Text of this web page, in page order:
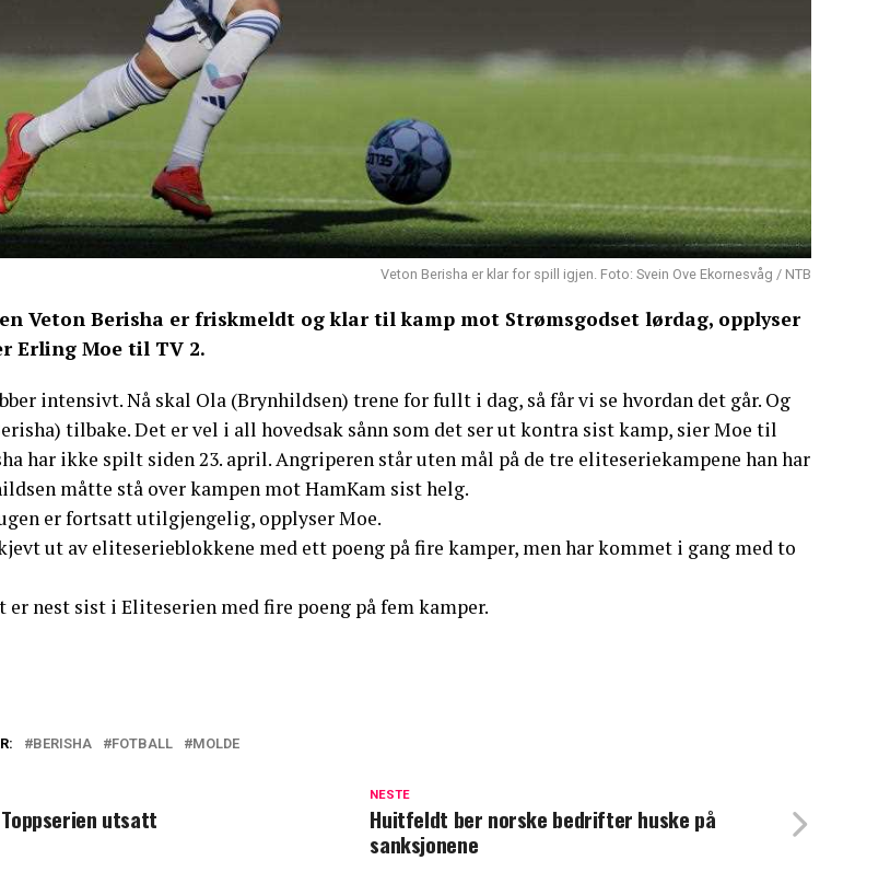
Veton Berisha er klar for spill igjen. Foto: Svein Ove Ekornesvåg / NTB
Veton Berisha er friskmeldt og klar til kamp mot Strømsgodset lørdag, opplyser
Erling Moe til TV 2.
intensivt. Nå skal Ola (Brynhildsen) trene for fullt i dag, så får vi se hvordan det går. Og
tilbake. Det er vel i all hovedsak sånn som det ser ut kontra sist kamp, sier Moe til
har ikke spilt siden 23. april. Angriperen står uten mål på de tre eliteseriekampene han har
måtte stå over kampen mot HamKam sist helg.
er fortsatt utilgjengelig, opplyser Moe.
ut av eliteserieblokkene med ett poeng på fire kamper, men har kommet i gang med to
er nest sist i Eliteserien med fire poeng på fem kamper.
BERISHA FOTBALL MOLDE
NESTE
Huitfeldt ber norske bedrifter huske på
sanksjonene
utsatt